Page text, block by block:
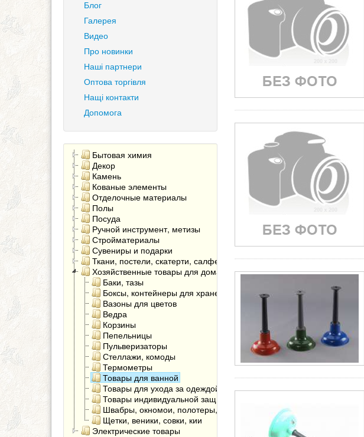
Блог
Галерея
Видео
Про новинки
Наші партнери
Оптова торгівля
Нащі контакти
Допомога
Бытовая химия
Декор
Камень
Кованые элементы
Отделочные материалы
Полы
Посуда
Ручной инструмент, метизы
Стройматериалы
Сувениры и подарки
Ткани, постели, скатерти, салфетки
Хозяйственные товары для дома
Баки, тазы
Боксы, контейнеры для хранения
Вазоны для цветов
Ведра
Корзины
Пепельницы
Пульверизаторы
Стеллажи, комоды
Термометры
Товары для ванной
Товары для ухода за одеждой, обувью
Товары индивидуальной защиты
Швабры, окномои, полотеры, мопы
Щетки, веники, совки, кии
Электрические товары